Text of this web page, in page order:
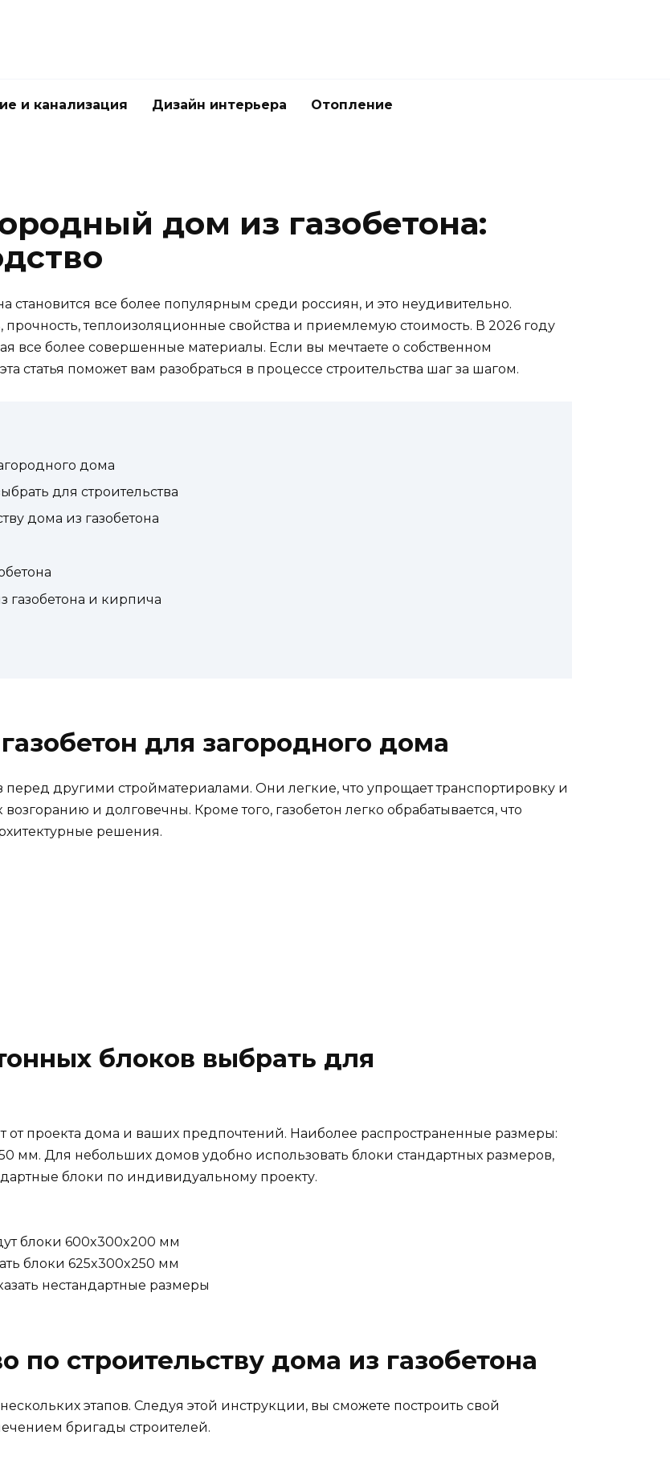
и канализация Дизайн интерьера Отопление
дом из газобетона:
становится все более популярным среди россиян, и это неудивительно.
прочность, теплоизоляционные свойства и приемлемую стоимость. В 2026 году
все более совершенные материалы. Если вы мечтаете о собственном
статья поможет вам разобраться в процессе строительства шаг за шагом.
дома
для строительства
дома из газобетона
газобетона и кирпича
для загородного дома
другими стройматериалами. Они легкие, что упрощает транспортировку и
и долговечны. Кроме того, газобетон легко обрабатывается, что
решения.
блоков выбрать для
от проекта дома и ваших предпочтений. Наиболее распространенные размеры:
мм. Для небольших домов удобно использовать блоки стандартных размеров,
блоки по индивидуальному проекту.
блоки 600x300x200 мм
блоки 625x300x250 мм
нестандартные размеры
по строительству дома из газобетона
этапов. Следуя этой инструкции, вы сможете построить свой
бригады строителей.